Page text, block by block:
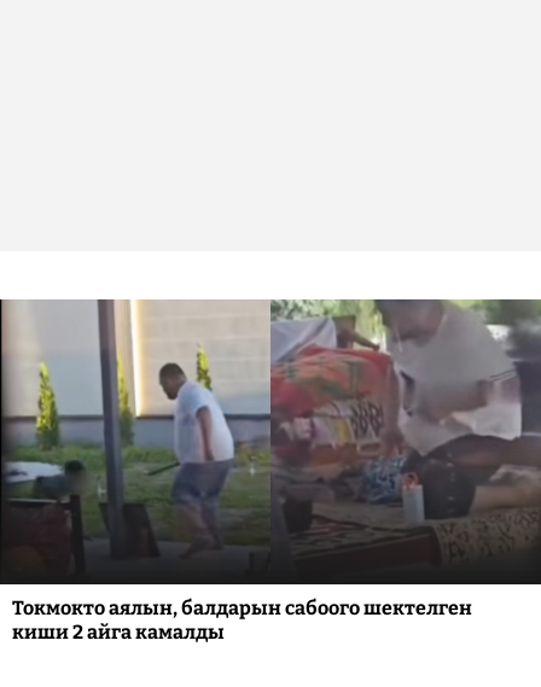
Токмокто аялын, балдарын сабоого шектелген
киши 2 айга камалды